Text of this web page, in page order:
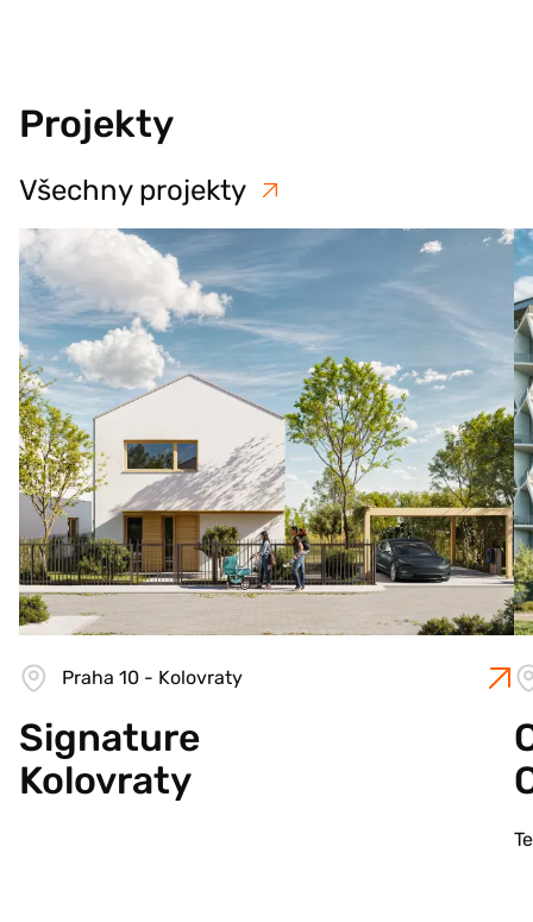
Projekty
Všechny projekty
Praha 10 - Kolovraty
Signature
Kolovraty